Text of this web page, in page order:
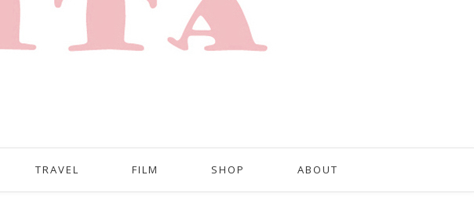
TRAVEL FILM SHOP ABOUT